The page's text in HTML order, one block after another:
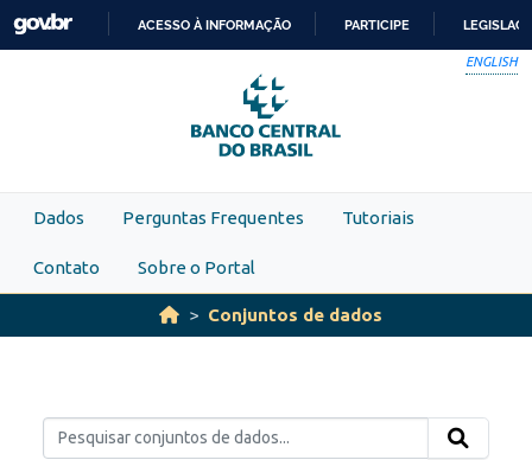
Skip to main content
PARA
O
CONTEÚDO
ACESSO À INFORMAÇÃO PARTICIPE
ENGLISH
Dados Perguntas Frequentes Tutoriais
Contato Sobre o Portal
Conjuntos de dados